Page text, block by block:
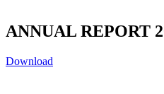
ANNUAL REPORT
Download